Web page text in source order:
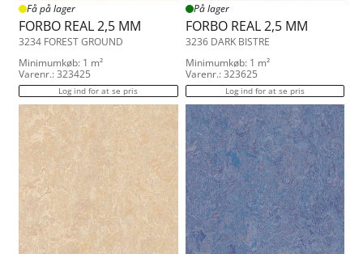
Få på lager
FORBO REAL 2,5 MM
3234 FOREST GROUND
Minimumkøb: 1 m²
Varenr.: 323425
Log ind for at se pris
På lager
FORBO REAL 2,5 MM
3236 DARK BISTRE
Minimumkøb: 1 m²
Varenr.: 323625
Log ind for at se pris